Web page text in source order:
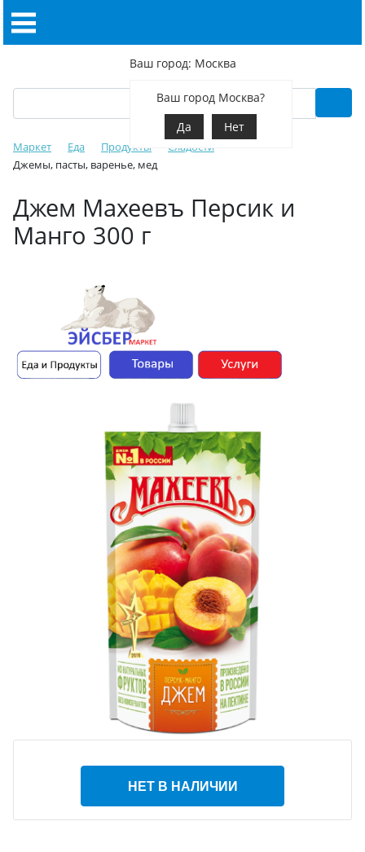
Ваш город: Москва
Ваш город Москва?
Да
Нет
Маркет Еда Продукты
Сладости
Джемы, пасты, варенье, мед
Джем Махеевъ Персик и
Манго 300 г
НЕТ В НАЛИЧИИ